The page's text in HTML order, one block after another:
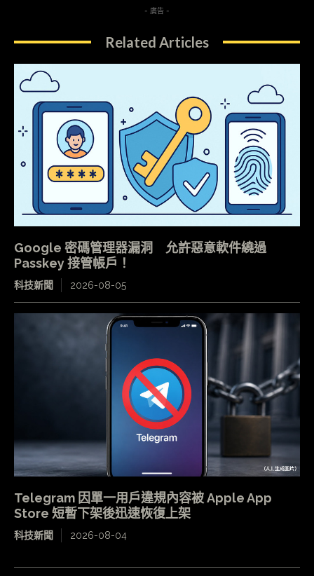
- 廣告 -
Related Articles
Google 密碼管理器漏洞 允許惡意軟件繞過
Passkey 接管帳戶！
科技新聞 2026-08-05
Telegram 因單一用戶違規內容被 Apple App
Store 短暫下架後迅速恢復上架
科技新聞 2026-08-04